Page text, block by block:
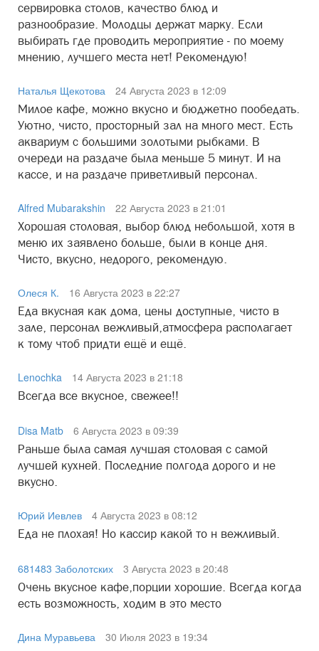
сервировка столов, качество блюд и
разнообразие. Молодцы держат марку. Если
выбирать где проводить мероприятие - по моему
мнению, лучшего места нет! Рекомендую!
Наталья Щекотова
24 Августа 2023 в 12:09
Милое кафе, можно вкусно и бюджетно пообедать.
Уютно, чисто, просторный зал на много мест. Есть
аквариум с большими золотыми рыбками. В
очереди на раздаче была меньше 5 минут. И на
кассе, и на раздаче приветливый персонал.
Alfred Mubarakshin
22 Августа 2023 в 21:01
Хорошая столовая, выбор блюд небольшой, хотя в
меню их заявлено больше, были в конце дня.
Чисто, вкусно, недорого, рекомендую.
Олеся К.
16 Августа 2023 в 22:27
Еда вкусная как дома, цены доступные, чисто в
зале, персонал вежливый,атмосфера располагает
к тому чтоб придти ещё и ещё.
Lenochka
14 Августа 2023 в 21:18
Всегда все вкусное, свежее!!
Disa Matb
6 Августа 2023 в 09:39
Раньше была самая лучшая столовая с самой
лучшей кухней. Последние полгода дорого и не
вкусно.
Юрий Иевлев
4 Августа 2023 в 08:12
Еда не плохая! Но кассир какой то н вежливый.
681483 Заболотских
3 Августа 2023 в 20:48
Очень вкусное кафе,порции хорошие. Всегда когда
есть возможность, ходим в это место
Дина Муравьева
30 Июля 2023 в 19:34